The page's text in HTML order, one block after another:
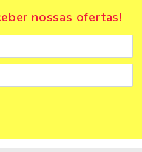
nossas ofertas!